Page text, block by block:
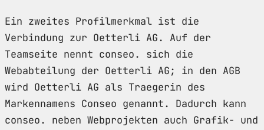
Ein zweites Profilmerkmal ist die
Verbindung zur Oetterli AG. Auf der
Teamseite nennt conseo. sich die
Webabteilung der Oetterli AG; in den AGB
wird Oetterli AG als Traegerin des
Markennamens Conseo genannt. Dadurch kann
conseo. neben Webprojekten auch Grafik- und